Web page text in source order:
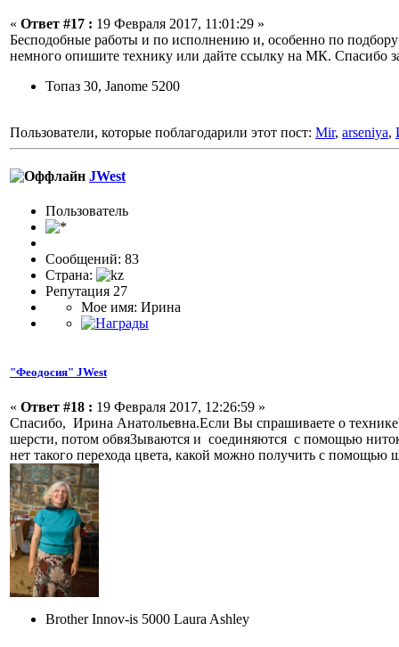
« Ответ #17 : 19 Февраля 2017, 11:01:29 »
Бесподобные работы и по исполнению и, особенно по
немного опишите технику или дайте ссылку на МК. Спасибо
Топаз 30, Janome 5200
Пользователи, которые поблагодарили этот пост: Mir, arseniya,
JWest
Пользовaтeль
Сообщений: 83
Страна:
Репутация 27
Мое имя: Ирина
"Феодосия" JWest
« Ответ #18 : 19 Февраля 2017, 12:26:59 »
Спасибо, Ирина Анатольевна.Если Вы спрашиваете о технике'
шерсти, потом обвя3ываются и соединяются с помощью
нет такого перехода цвета, какой можно получить с помощью
Brother Innov-is 5000 Laura Ashley